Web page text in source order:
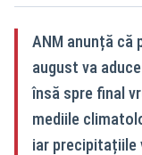
ANM anunță că
august va
însă spre final
mediile
iar precipitațiile